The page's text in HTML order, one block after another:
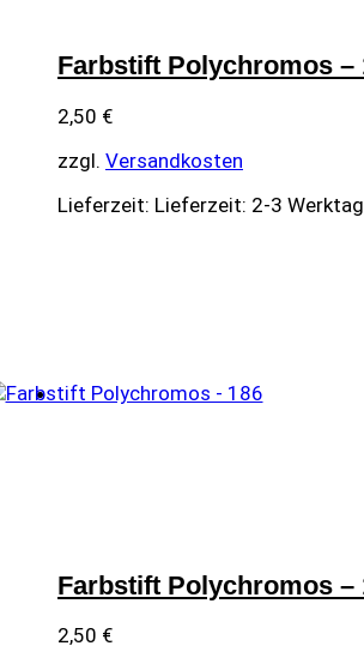
Farbstift Polychromos –
2,50 €
zzgl. Versandkosten
Lieferzeit: Lieferzeit: 2-3
Farbstift Polychromos –
2,50 €